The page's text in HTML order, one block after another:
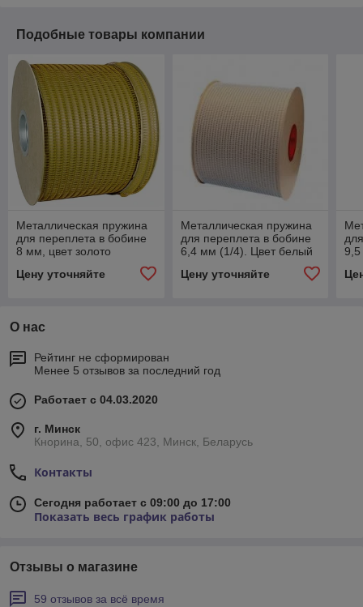
Подобные товары компании
Металлическая пружина
для переплета в бобине
8 мм, цвет золото
Цену уточняйте
Металлическая пружина
для переплета в бобине
6,4 мм (1/4). Цвет белый
Цену уточняйте
О нас
Рейтинг не сформирован
Менее 5 отзывов за последний год
Работает с 04.03.2020
г. Минск
Кнорина, 50, офис 423, Минск, Беларусь
Контакты
Сегодня работает с 09:00 до 17:00
Показать весь график работы
Отзывы о магазине
59 отзывов за всё время